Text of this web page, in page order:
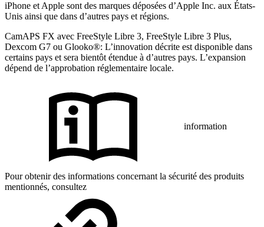
iPhone et Apple sont des marques déposées d’Apple Inc. aux États-
Unis ainsi que dans d’autres pays et régions.
CamAPS FX avec FreeStyle Libre 3, FreeStyle Libre 3 Plus,
Dexcom G7 ou Glooko®: L’innovation décrite est disponible dans
certains pays et sera bientôt étendue à d’autres pays. L’expansion
dépend de l’approbation réglementaire locale.
information
Pour obtenir des informations concernant la sécurité des produits
mentionnés, consultez